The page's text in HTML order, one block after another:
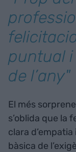
puntual
de l’any"
El més
s’oblida que la
clara
bàsica de